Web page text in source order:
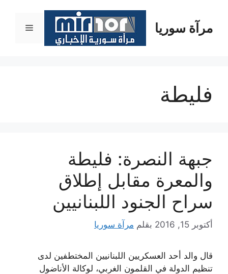
المحتوىمرآة سوريا القائمة
فليطة
جبهة النصرة: فليطة
والمعرة مقابل إطلاق
سراح الجنود اللبنانيين
أكتوبر 15, 2016 بقلم مرآة سوريا
قال والد أحد العسكريين اللبنانيين المختطفين لدى
تنظيم الدولة في القلمون الغربي، لوكالة الأناضول